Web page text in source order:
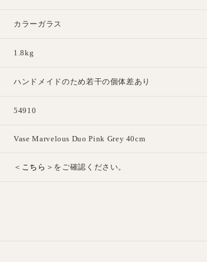
カラーガラス
1.8kg
ハンドメイドのため若干の個体差あり
54910
Vase Marvelous Duo Pink Grey 40cm
＜ こちら ＞をご確認ください。